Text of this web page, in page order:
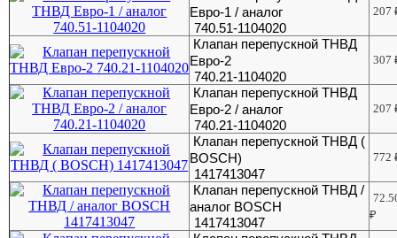
Евро-1 / аналог
740.51-1104020
207
Клапан перепускной ТНВД
Евро-2
740.21-1104020
307
Клапан перепускной ТНВД
Евро-2 / аналог
740.21-1104020
207
Клапан перепускной ТНВД (
BOSCH)
1417413047
772
Клапан перепускной ТНВД /
аналог BOSCH
1417413047
₽